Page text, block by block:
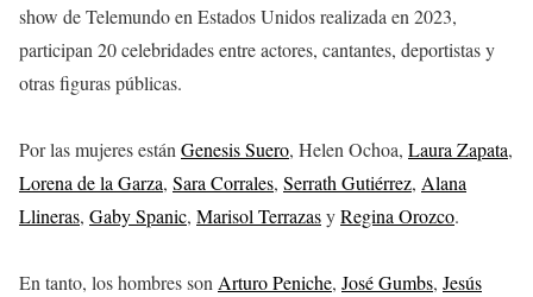
show de Telemundo en Estados Unidos realizada en 2023,
participan 20 celebridades entre actores, cantantes, deportistas y
otras figuras públicas.
Por las mujeres estánGenesis Suero, Helen Ochoa, Laura Zapata,
Lorena de la Garza, Sara Corrales, Serrath Gutiérrez, Alana
Llineras, Gaby Spanic, Marisol TerrazasyRegina Orozco.
En tanto, los hombres sonArturo Peniche, José Gumbs, Jesús